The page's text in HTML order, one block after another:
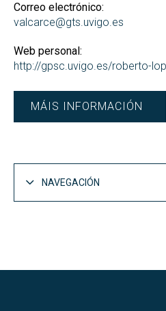
Correo electrónico:
valcarce@gts.uvigo.es
Web personal:
http://gpsc.uvigo.es/roberto-
MÁIS INFORMACIÓN
NAVEGACIÓN